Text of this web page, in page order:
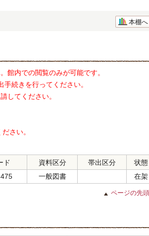
本棚へ
館内での閲覧のみが可能です。
続きを行ってください。
してください。
さい。
ド 資料区分 帯出区分
状態
一般図書 在架
ページの先